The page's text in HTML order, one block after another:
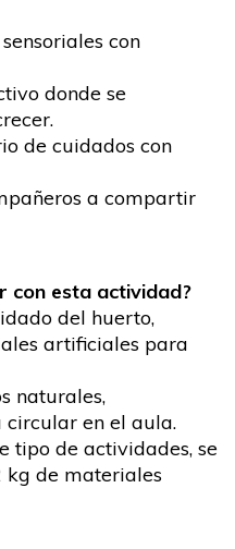
con
donde se
de cuidados con
a compartir
con esta actividad?
del huerto,
artificiales para
naturales,
en el aula.
tipo de actividades, se
kg de materiales